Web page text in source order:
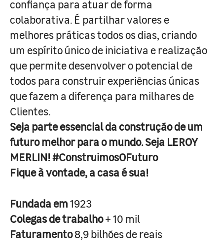
confiança para atuar de forma
colaborativa. É partilhar valores e
melhores práticas todos os dias, criando
um espírito único de iniciativa e realização
que permite desenvolver o potencial de
todos para construir experiências únicas
que fazem a diferença para milhares de
Clientes.
Seja parte essencial da construção de um
futuro melhor para o mundo. Seja LEROY
MERLIN! #ConstruimosOFuturo
Fique à vontade, a casa é sua!
Fundada em1923
Colegas de trabalho+ 10 mil
Faturamento8,9 bilhões de reais